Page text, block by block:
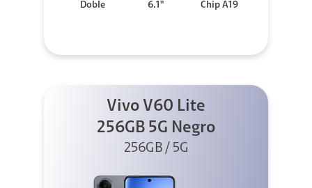
Doble
6.1"
Chip A19
Vivo V60 Lite
256GB 5G Negro
256GB / 5G